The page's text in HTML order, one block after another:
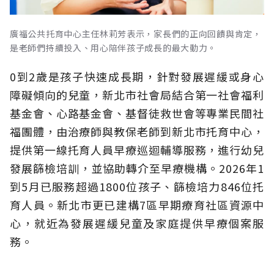
廣福公共托育中心主任林莉芳表示，家長們的正向回饋與肯定，
是老師們持續投入、用心陪伴孩子成長的最大動力。
0到2歲是孩子快速成長期，針對發展遲緩或身心
障礙傾向的兒童，新北市社會局結合第一社會福利
基金會、心路基金會、基督徒救世會等專業民間社
福團體，由治療師與教保老師到新北市托育中心，
提供第一線托育人員早療巡迴輔導服務，進行幼兒
發展篩檢培訓，並協助轉介至早療機構。2026年1
到5月已服務超過1800位孩子、篩檢培力846位托
育人員。新北市更已建構7區早期療育社區資源中
心，就近為發展遲緩兒童及家庭提供早療個案服
務。